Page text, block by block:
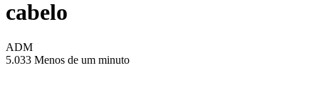
cabelo
ADM
5.033 Menos de um minuto